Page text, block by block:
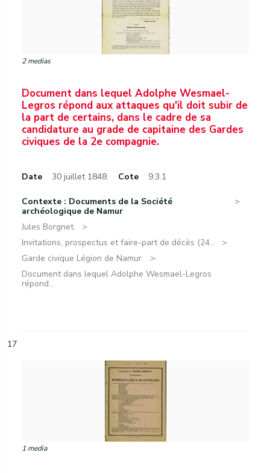
2 medias
Document dans lequel Adolphe Wesmael-
Legros répond aux attaques qu'il doit subir de
la part de certains, dans le cadre de sa
candidature au grade de capitaine des Gardes
civiques de la 2e compagnie.
Date 30 juillet 1848. Cote 9.3.1
Contexte : Documents de la Société
archéologique de Namur
Jules Borgnet.
Invitations, prospectus et faire-part de décès (24...
Garde civique Légion de Namur.
Document dans lequel Adolphe Wesmael-Legros
répond...
17
1 media